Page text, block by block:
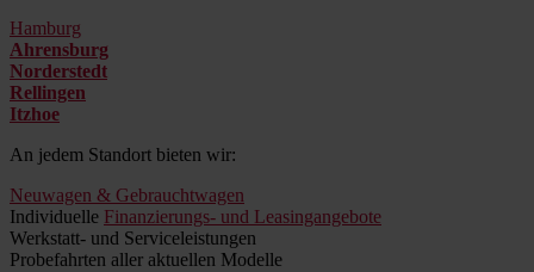
Hamburg
Ahrensburg
Norderstedt
Rellingen
Itzhoe
An jedem Standort bieten wir:
Neuwagen & Gebrauchtwagen
Individuelle Finanzierungs- und Leasingangebote
Werkstatt- und Serviceleistungen
Probefahrten aller aktuellen Modelle